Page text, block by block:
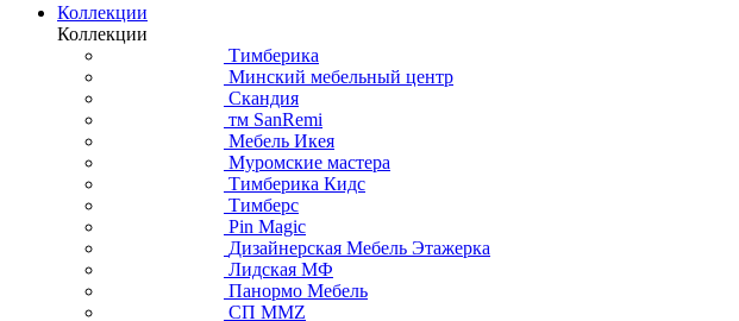
Коллекции
Коллекции
Тимберика
Минский мебельный центр
Скандия
тм SanRemi
Мебель Икея
Муромские мастера
Тимберика Кидс
Тимберс
Pin Magic
Дизайнерская Мебель Этажерка
Лидская МФ
Панормо Мебель
СП ММZ